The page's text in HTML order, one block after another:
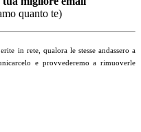
quanto te)
in rete, qualora le stesse andassero a
e provvederemo a rimuoverle